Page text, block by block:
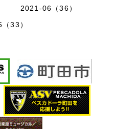
2021-06（36）
33）